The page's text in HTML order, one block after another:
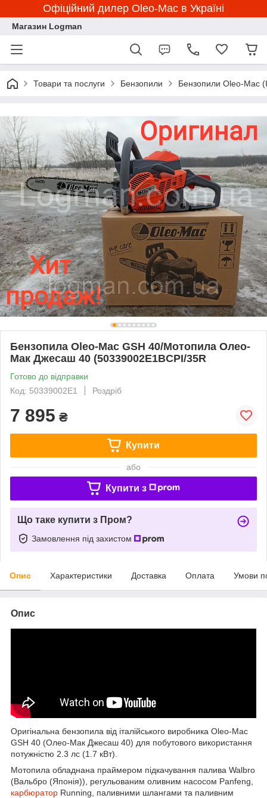
Офіційний дилер Oleo-Mac в Україні
Магазин Logman
Товари та послуги Бензопили Бензопили Oleo-Mac
Бензопила Oleo-Mac GSH 40/Мотопила Олео-
Мак Джесаш 40 (50339002E1BCPI/35R
Готово до відправки
Код: 50339002E1
Роздріб
7 895 ₴
Купити
або
Купити з
Що таке купити з Пром?
Замовлення під захистом
Опис Характеристики Доставка Оплата Умови
Опис
Оригінальна бензопила від італійського виробника Oleo-Mac
GSH 40 (Олео-Мак Джесаш 40) для побутового використання
потужністю 2.3 лс (1.7 кВт).
Мотопила обладнана праймером підкачування палива Walbro
(Вальбро (Японія)), регульованим оливним насосом Panfeng,
карбюратор Running, паливними шлангами та паливним